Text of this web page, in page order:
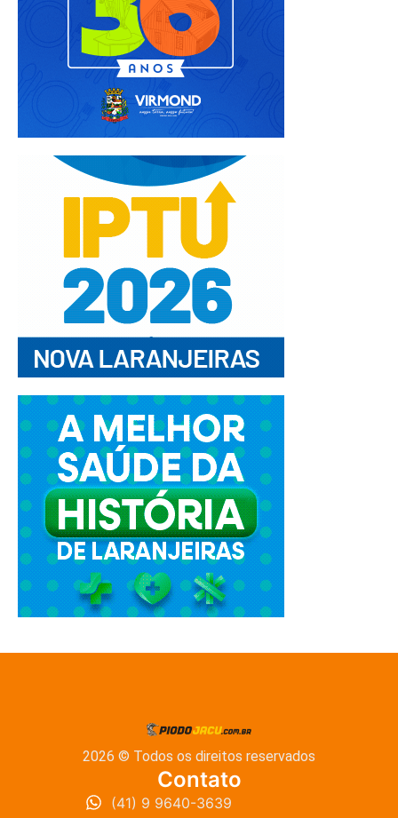
2026 © Todos os direitos reservados
Contato
(41) 9 9640-3639